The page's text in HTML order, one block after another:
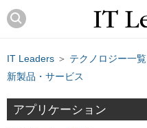
IT Leaders ＞ テクノロジー一覧
新製品・サービス
アプリケーション